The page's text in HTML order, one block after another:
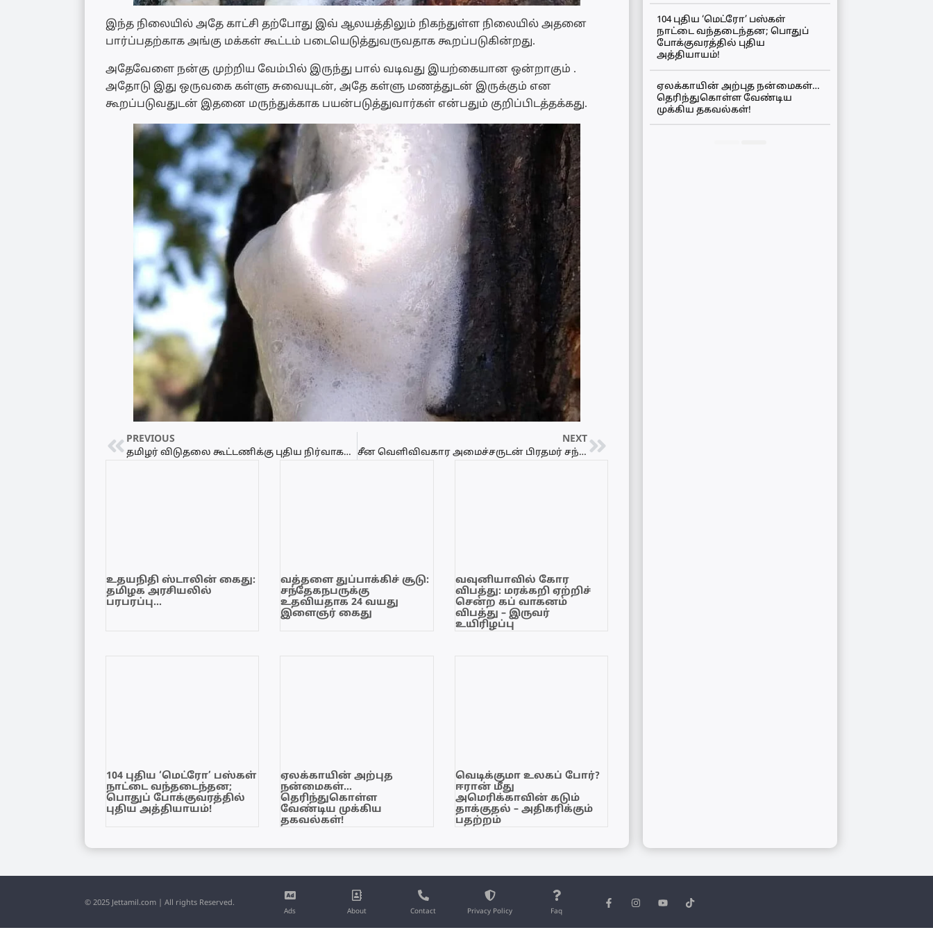
இந்த நிலையில் அதே காட்சி தற்போது இவ் ஆலயத்திலும் நிகந்துள்ள நிலையில் அதனை
பார்ப்பதற்காக அங்கு மக்கள் கூட்டம் படையெடுத்துவருவதாக கூறப்படுகின்றது.
அதேவேளை நன்கு முற்றிய வேம்பில் இருந்து பால் வடிவது இயற்கையான ஒன்றாகும் .
அதோடு இது ஒருவகை கள்ளு சுவையுடன், அதே கள்ளு மணத்துடன் இருக்கும் என
கூறப்படுவதுடன் இதனை மருந்துக்காக பயன்படுத்துவார்கள் என்பதும் குறிப்பிடத்தக்கது.
PREVIOUS
தமிழர் விடுதலை கூட்டணிக்கு புதிய நிர்வாகம் தொிவு
NEXT
சீன வெளிவிவகார அமைச்சருடன் பிரதமர் சந்திப்பு
உதயநிதி ஸ்டாலின் கைது:
தமிழக அரசியலில்
பரபரப்பு…
வத்தளை துப்பாக்கிச் சூடு:
சந்தேகநபருக்கு
உதவியதாக 24 வயது
இளைஞர் கைது
வவுனியாவில் கோர
விபத்து: மரக்கறி ஏற்றிச்
சென்ற கப் வாகனம்
விபத்து – இருவர்
உயிரிழப்பு
104 புதிய ‘மெட்ரோ’ பஸ்கள்
நாட்டை வந்தடைந்தன;
பொதுப் போக்குவரத்தில்
புதிய அத்தியாயம்!
ஏலக்காயின் அற்புத
நன்மைகள்…
தெரிந்துகொள்ள
வேண்டிய முக்கிய
தகவல்கள்!
வெடிக்குமா உலகப் போர்?
ஈரான் மீது
அமெரிக்காவின் கடும்
தாக்குதல் – அதிகரிக்கும்
பதற்றம்
104 புதிய ‘மெட்ரோ’ பஸ்கள்
நாட்டை வந்தடைந்தன; பொதுப்
போக்குவரத்தில் புதிய
அத்தியாயம்!
ஏலக்காயின் அற்புத நன்மைகள்…
தெரிந்துகொள்ள வேண்டிய
முக்கிய தகவல்கள்!
Ads About Contact Privacy Policy Faq
© 2025 Jettamil.com | All rights Reserved.